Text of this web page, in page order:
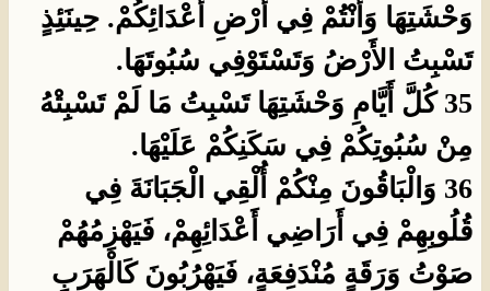
وَحْشَتِهَا وَأَنْتُمْ فِي أَرْضِ أَعْدَائِكُمْ. حِينَئِذٍ
تَسْبِتُ الأَرْضُ وَتَسْتَوْفِي سُبُوتَهَا.
35 كُلَّ أَيَّامِ وَحْشَتِهَا تَسْبِتُ مَا لَمْ تَسْبِتْهُ
مِنْ سُبُوتِكُمْ فِي سَكَنِكُمْ عَلَيْهَا.
36 وَالْبَاقُونَ مِنْكُمْ أُلْقِي الْجَبَانَةَ فِي
قُلُوبِهِمْ فِي أَرَاضِي أَعْدَائِهِمْ، فَيَهْزِمُهُمْ
صَوْتُ وَرَقَةٍ مُنْدَفِعَةٍ، فَيَهْرُبُونَ كَالْهَرَبِ